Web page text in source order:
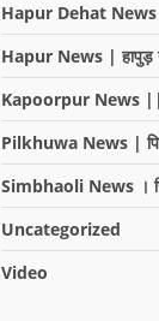
Hapur Dehat News
Hapur News | हापुड़
Kapoorpur News ||
Pilkhuwa News |
Simbhaoli News ।
Uncategorized
Video